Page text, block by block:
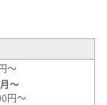
～
～
円～